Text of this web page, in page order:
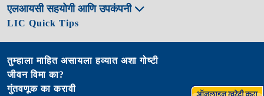
एलआयसी सहयोगी आणि उपकंपनी
LIC Quick Tips
तुम्हाला माहित असायला हव्यात अशा गोष्टी
जीवन विमा का?
गुंतवणूक का करावी